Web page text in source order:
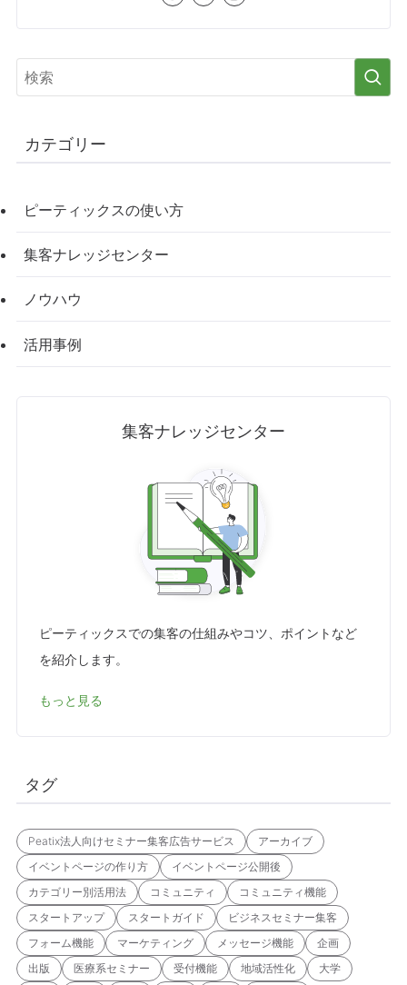
カテゴリー
ピーティックスの使い方
集客ナレッジセンター
ノウハウ
活用事例
集客ナレッジセンター
ピーティックスでの集客の仕組みやコツ、ポイントなど
を紹介します。
もっと見る
タグ
Peatix法人向けセミナー集客広告サービス
アーカイブ
イベントページの作り方
イベントページ公開後
カテゴリー別活用法
コミュニティ
コミュニティ機能
スタートアップ
スタートガイド
ビジネスセミナー集客
フォーム機能
マーケティング メッセージ機能
企画
出版
医療系セミナー 受付機能 地域活性化
大学